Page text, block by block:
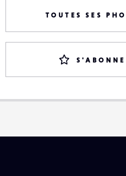
TOUTES SES